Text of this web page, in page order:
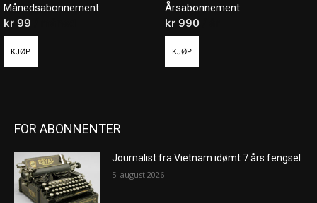
Månedsabonnement
kr 99
KJØP
Årsabonnement
kr990
KJØP
FOR ABONNENTER
Journalist fra Vietnam idømt 7 års fengsel
5. august 2026